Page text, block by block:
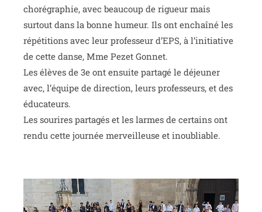
chorégraphie, avec beaucoup de rigueur mais
surtout dans la bonne humeur. Ils ont enchaîné les
répétitions avec leur professeur d’EPS, à l’initiative
de cette danse, Mme Pezet Gonnet.
Les élèves de 3e ont ensuite partagé le déjeuner
avec, l’équipe de direction, leurs professeurs, et des
éducateurs.
Les sourires partagés et les larmes de certains ont
rendu cette journée merveilleuse et inoubliable.